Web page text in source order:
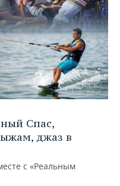
Спас,
джаз в
с «Реальным